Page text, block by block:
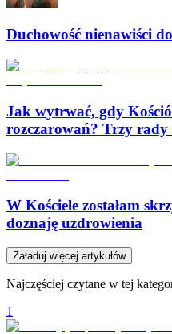
Duchowość nienawiści
Jak wytrwać, gdy
rozczarowań? Trzy rady
W Kościele zostałam
doznaję uzdrowienia
Załaduj więcej artykułów
Najczęściej czytane w tej
1